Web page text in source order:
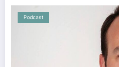
Podcast